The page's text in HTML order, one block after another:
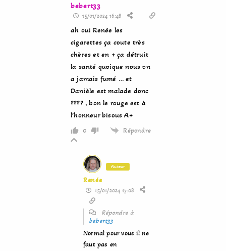
bebert33
15/01/2024 16:48
ah oui Renée les
cigarettes ça coute très
chères et en + ça détruit
la santé quoique nous on
a jamais fumé … et
Danièle est malade donc
???? , bon le rouge est à
l’honneur bisous A+
0 Répondre
Auteur
Renée
15/01/2024 17:08
Répondre à
bebert33
Normal pour vous il ne
faut pas en